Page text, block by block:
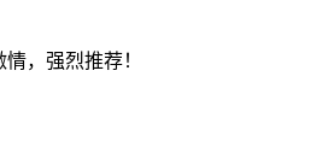
，强烈推荐！